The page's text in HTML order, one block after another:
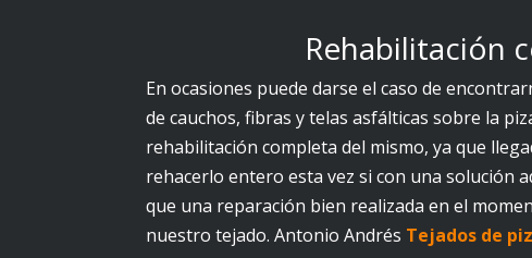
Rehabilitación
En ocasiones puede darse el caso de
de cauchos, fibras y telas asfálticas sobre la
rehabilitación completa del mismo, ya que
rehacerlo entero esta vez si con una solución
que una reparación bien realizada en el
nuestro tejado. Antonio Andrés Tejados de